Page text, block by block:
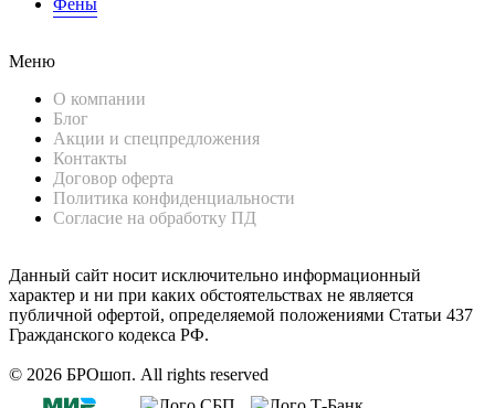
Фены
Меню
О компании
Блог
Акции и спецпредложения
Контакты
Договор оферта
Политика конфиденциальности
Согласие на обработку ПД
Данный сайт носит исключительно информационный
характер и ни при каких обстоятельствах не является
публичной офертой, определяемой положениями Статьи 437
Гражданского кодекса РФ.
© 2026 БРОшоп. All rights reserved